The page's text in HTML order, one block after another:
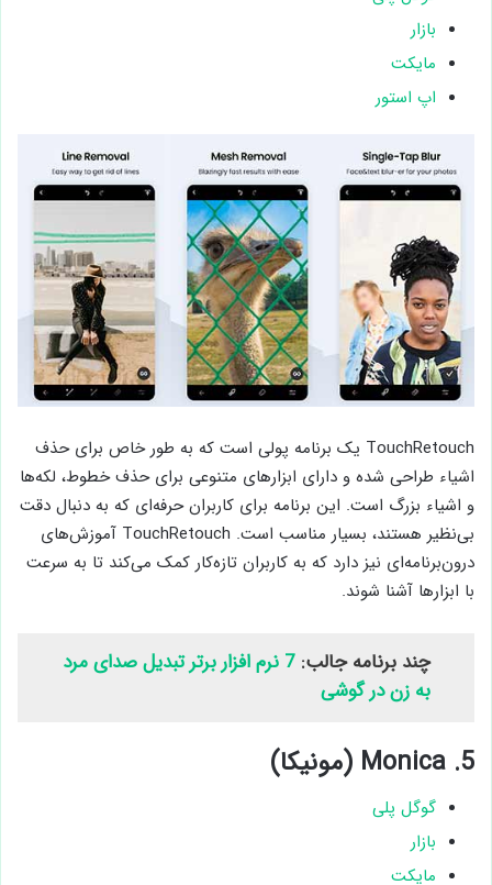
بازار
مایکت
اپ استور
TouchRetouch یک برنامه پولی است که به طور خاص برای حذف
اشیاء طراحی شده و دارای ابزارهای متنوعی برای حذف خطوط، لکه‌ها
و اشیاء بزرگ است. این برنامه برای کاربران حرفه‌ای که به دنبال دقت
بی‌نظیر هستند، بسیار مناسب است. TouchRetouch آموزش‌های
درون‌برنامه‌ای نیز دارد که به کاربران تازه‌کار کمک می‌کند تا به سرعت
با ابزارها آشنا شوند.
چند برنامه جالب:
7 نرم افزار برتر تبدیل صدای مرد
به زن در گوشی
5. Monica (مونیکا)
گوگل پلی
بازار
مایکت